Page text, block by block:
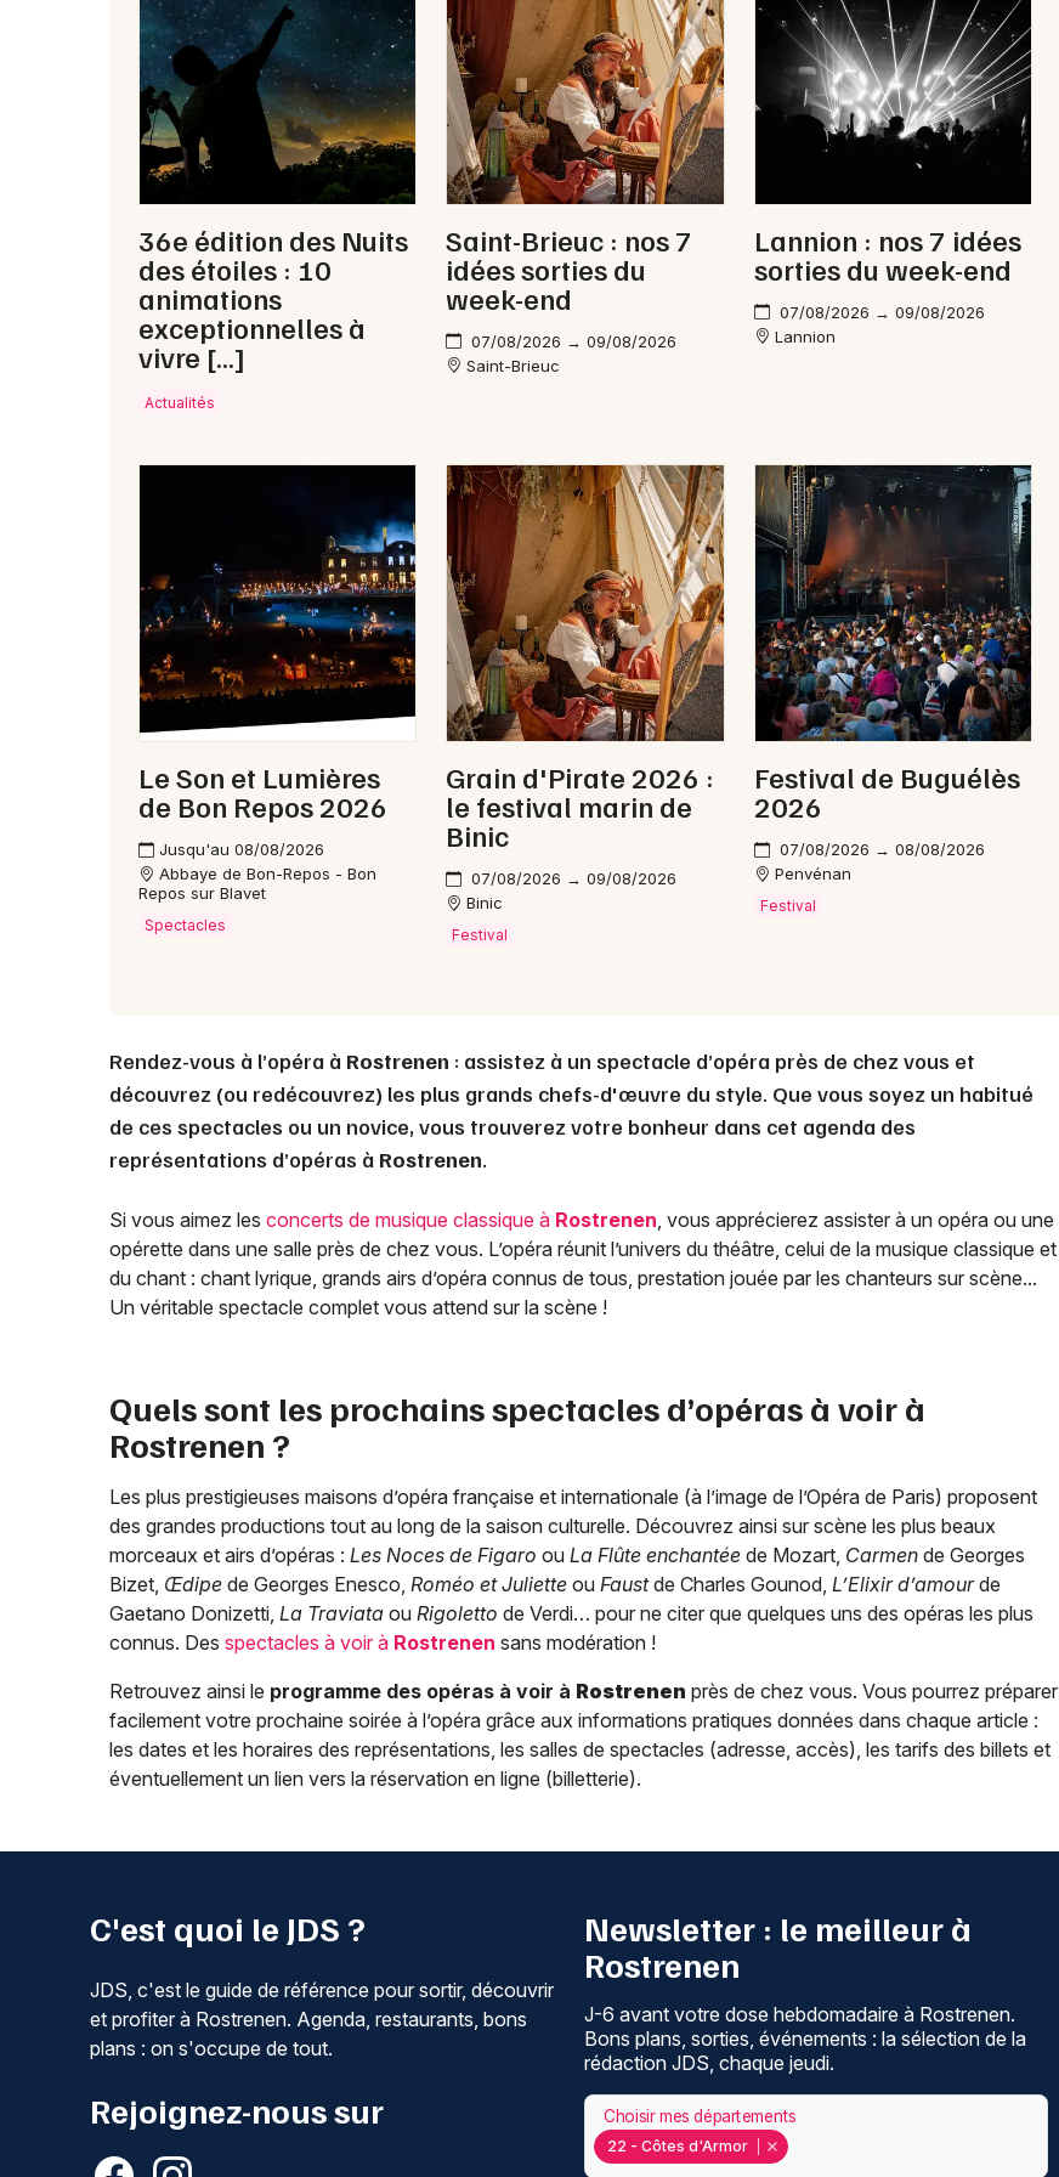
Newsletter des sorties
Artistes en tournée
Actus à Rostrenen
Magazine à Rostrenen
22 - Côtes d'Armor
Choisir mes départements
Mon email
Je m'abonne
36e édition des Nuits
des étoiles : 10
animations
exceptionnelles à
vivre […]
Actualités
Saint-Brieuc : nos 7
idées sorties du
week-end
07/08/2026 → 09/08/2026
Saint-Brieuc
Lannion : nos 7 idées
sorties du week-end
07/08/2026 → 09/08/2026
Lannion
Le Son et Lumières
de Bon Repos 2026
Jusqu'au 08/08/2026
Abbaye de Bon-Repos - Bon
Repos sur Blavet
Spectacles
Grain d'Pirate 2026 :
le festival marin de
Binic
07/08/2026 → 09/08/2026
Binic
Festival
Festival de Buguélès
2026
07/08/2026 → 08/08/2026
Penvénan
Festival
Rendez-vous à l’opéra à Rostrenen : assistez à un spectacle d’opéra près de chez vous et
découvrez (ou redécouvrez) les plus grands chefs-d'œuvre du style. Que vous soyez un habitué
de ces spectacles ou un novice, vous trouverez votre bonheur dans cet agenda des
représentations d’opéras à Rostrenen.
Si vous aimez les concerts de musique classique à Rostrenen, vous apprécierez assister à un opéra ou une
opérette dans une salle près de chez vous. L’opéra réunit l’univers du théâtre, celui de la musique classique et
du chant : chant lyrique, grands airs d’opéra connus de tous, prestation jouée par les chanteurs sur scène...
Un véritable spectacle complet vous attend sur la scène !
Quels sont les prochains spectacles d’opéras à voir à
Rostrenen ?
Les plus prestigieuses maisons d’opéra française et internationale (à l’image de l’Opéra de Paris) proposent
des grandes productions tout au long de la saison culturelle. Découvrez ainsi sur scène les plus beaux
morceaux et airs d’opéras : Les Noces de Figaro ou La Flûte enchantée de Mozart, Carmen de Georges
Bizet, Œdipe de Georges Enesco, Roméo et Juliette ou Faustde Charles Gounod, L’Elixir d’amourde
Gaetano Donizetti, La Traviata ou Rigoletto de Verdi… pour ne citer que quelques uns des opéras les plus
connus. Des spectacles à voir à Rostrenen sans modération !
Retrouvez ainsi le programme des opéras à voir à Rostrenen près de chez vous. Vous pourrez préparer
facilement votre prochaine soirée à l’opéra grâce aux informations pratiques données dans chaque article :
les dates et les horaires des représentations, les salles de spectacles (adresse, accès), les tarifs des billets et
éventuellement un lien vers la réservation en ligne (billetterie).
C'est quoi le JDS ?
JDS, c'est le guide de référence pour sortir, découvrir
et profiter à Rostrenen. Agenda, restaurants, bons
plans : on s'occupe de tout.
Rejoignez-nous sur
Newsletter : le meilleur à
Rostrenen
J-6 avant votre dose hebdomadaire à Rostrenen.
Bons plans, sorties, événements : la sélection de la
rédaction JDS, chaque jeudi.
22 - Côtes d'Armor
Choisir mes départements